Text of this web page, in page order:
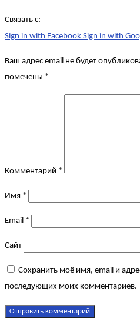
Связать с:
Sign in with Facebook Sign in with
Ваш адрес email не будет
помечены *
Комментарий *
Имя *
Email *
Сайт
Сохранить моё имя, email и
последующих моих комментариев.